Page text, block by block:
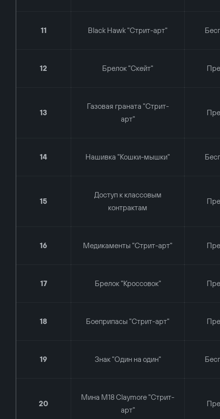
11 Black Hawk "Стрит-арт"
12 Брелок "Скейт"
13
Газовая граната "Стрит-
арт"
14 Нашивка "Кошки-мышки"
15
Доступ к классовым
контрактам
16 Медикаменты "Стрит-арт"
17 Брелок "Кроссовок"
18 Боеприпасы "Стрит-арт"
19 Знак "Один на один"
20
Мина M18 Claymore "Стрит-
арт"